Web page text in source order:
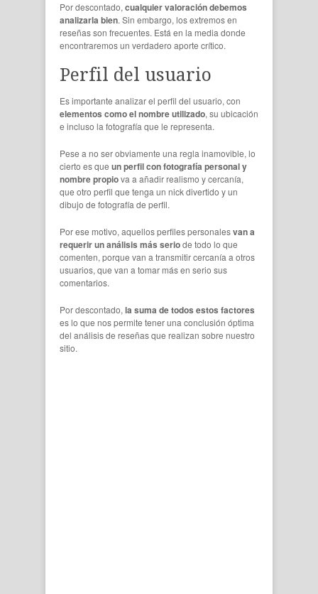
Por descontado, cualquier valoración debemos
analizarla bien. Sin embargo, los extremos en
reseñas son frecuentes. Está en la media donde
encontraremos un verdadero aporte crítico.
Perfil del usuario
Es importante analizar el perfil del usuario, con
elementos como el nombre utilizado, su ubicación
e incluso la fotografía que le representa.
Pese a no ser obviamente una regla inamovible, lo
cierto es que un perfil con fotografía personal y
nombre propiova a añadir realismo y cercanía,
que otro perfil que tenga un nick divertido y un
dibujo de fotografía de perfil.
Por ese motivo, aquellos perfiles personalesvan a
requerir un análisis más seriode todo lo que
comenten, porque van a transmitir cercanía a otros
usuarios, que van a tomar más en serio sus
comentarios.
Por descontado, la suma de todos estos factores
es lo que nos permite tener una conclusión óptima
del análisis de reseñas que realizan sobre nuestro
sitio.